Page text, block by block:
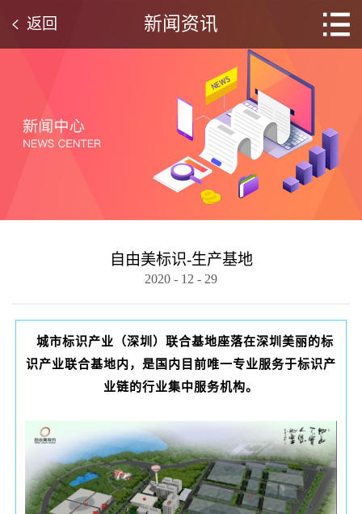
新闻资讯
返回
自由美标识-生产基地
2020 - 12 - 29
城市标识产业（深圳）联合基地座落在深圳美丽的标
识产业联合基地内，是国内目前唯一专业服务于标识产
业链的行业集中服务机构。